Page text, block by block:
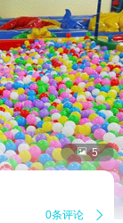
 5
0条评论 